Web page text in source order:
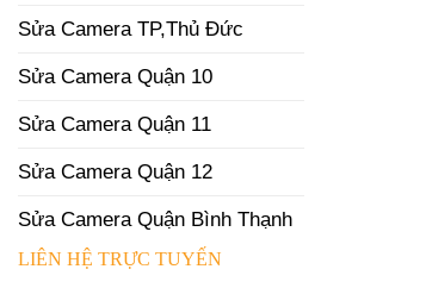
Sửa Camera TP,Thủ Đức
Sửa Camera Quận 10
Sửa Camera Quận 11
Sửa Camera Quận 12
Sửa Camera Quận Bình Thạnh
LIÊN HỆ TRỰC TUYẾN